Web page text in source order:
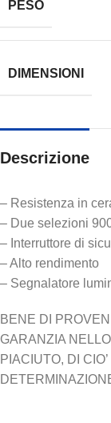
PESO
DIMENSIONI
Descrizione
– Resistenza in
– Due selezioni
– Interruttore di
– Alto rendimento
– Segnalatore
BENE DI
GARANZIA
PIACIUTO, DI